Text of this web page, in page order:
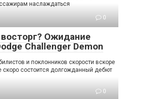
наслаждаться
0
Ожидание
Challenger Demon
и поклонников скорости вскоре
скоро состоится долгожданный дебют
0